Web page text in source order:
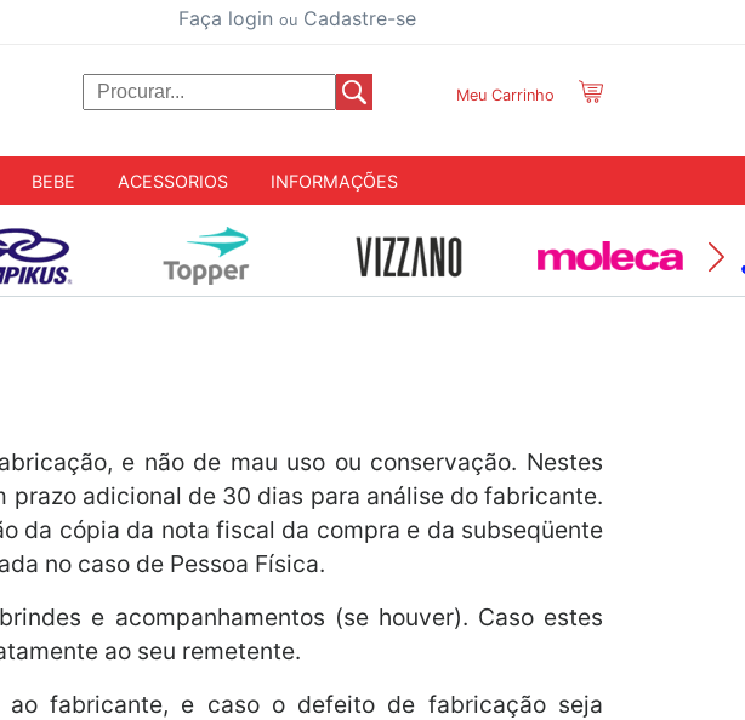
Faça login ou Cadastre-se
Meu Carrinho
BEBE ACESSORIOS INFORMAÇÕES
e não de mau uso ou conservação. Nestes
adicional de 30 dias para análise do fabricante.
da cópia da nota fiscal da compra e da subseqüente
no caso de Pessoa Física.
e acompanhamentos (se houver). Caso estes
ao seu remetente.
fabricante, e caso o defeito de fabricação seja